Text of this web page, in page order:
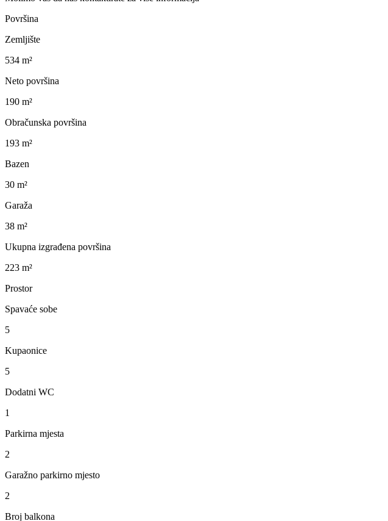
Površina
Zemljište
534 m²
Neto površina
190 m²
Obračunska površina
193 m²
Bazen
30 m²
Garaža
38 m²
Ukupna izgrađena površina
223 m²
Prostor
Spavaće sobe
5
Kupaonice
5
Dodatni WC
1
Parkirna mjesta
2
Garažno parkirno mjesto
2
Broj balkona